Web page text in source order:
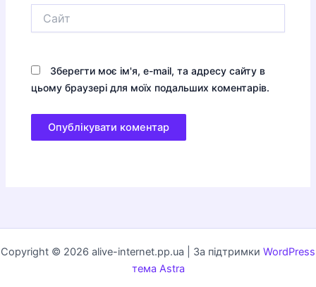
Зберегти моє ім'я, e-mail, та адресу сайту в
цьому браузері для моїх подальших коментарів.
Copyright © 2026 alive-internet.pp.ua | За підтримки WordPress
тема Astra